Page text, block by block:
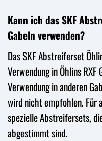
Kann ich das SKF
Gabeln verwenden?
Das SKF Abstreiferset
Verwendung in Öhlins
Verwendung in anderen
wird nicht empfohlen. Für
spezielle Abstreifersets,
abgestimmt sind.